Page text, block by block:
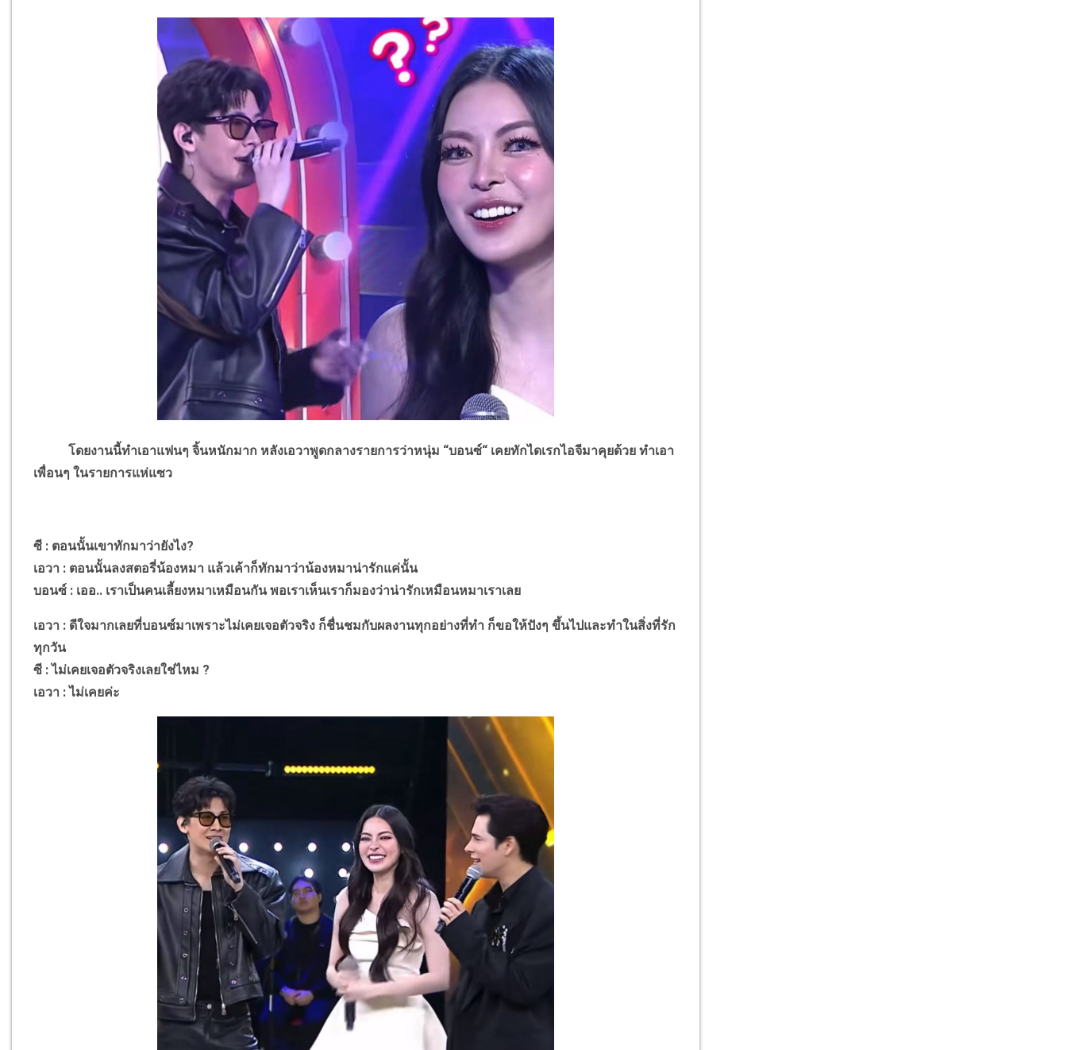
โดยงานนี้ทำเอาแฟนๆ จิ้นหนักมาก หลังเอวาพูดกลางรายการว่าหนุ่ม “บอนซ์“ เคยทักไดเรกไอจีมาคุยด้วย ทำเอา
เพื่อนๆ ในรายการแห่แซว
ซี : ตอนนั้นเขาทักมาว่ายังไง?
เอวา : ตอนนั้นลงสตอรี่น้องหมา แล้วเค้าก็ทักมาว่าน้องหมาน่ารักแค่นั้น
บอนซ์ : เออ.. เราเป็นคนเลี้ยงหมาเหมือนกัน พอเราเห็นเราก็มองว่าน่ารักเหมือนหมาเราเลย
เอวา : ดีใจมากเลยที่บอนซ์มาเพราะไม่เคยเจอตัวจริง ก็ชื่นชมกับผลงานทุกอย่างที่ทำ ก็ขอให้ปังๆ ขึ้นไปและทำในสิ่งที่รัก
ทุกวัน
ซี : ไม่เคยเจอตัวจริงเลยใช่ไหม ?
เอวา : ไม่เคยค่ะ